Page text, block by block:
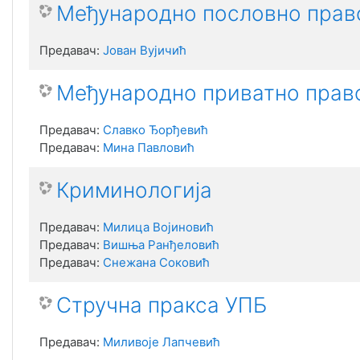
Међународно пословно
Предавач: Јован Вујичић
Међународно приватно
Предавач: Славко Ђорђевић
Предавач: Мина Павловић
Криминологија
Предавач: Милица Војиновић
Предавач: Вишња Ранђеловић
Предавач: Снежана Соковић
Стручна пракса УПБ
Предавач: Миливоје Лапчевић